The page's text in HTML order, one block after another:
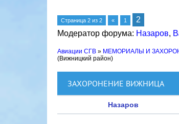
Страница 2 из 2 « 1
2
Модератор форума: Назаров,
Авиации СГВ » МЕМОРИАЛЫ И
(Вижницкий район)
ЗАХОРОНЕНИЕ ВИЖНИЦА
Назаров